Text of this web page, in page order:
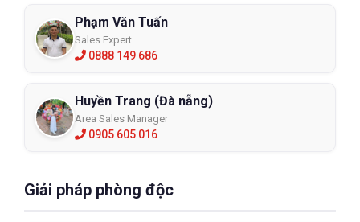
Phạm Văn Tuấn
Sales Expert
0888 149 686
Huyền Trang (Đà nẵng)
Area Sales Manager
0905 605 016
Giải pháp phòng độc